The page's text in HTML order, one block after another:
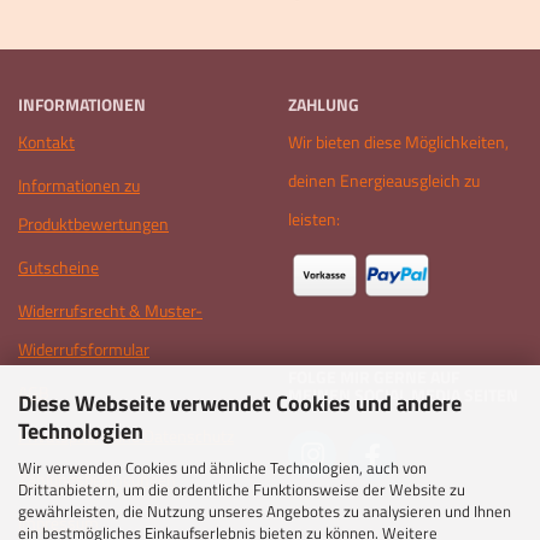
Diese Webseite verwendet Cookies und andere
Technologien
Wir verwenden Cookies und ähnliche Technologien, auch von
Drittanbietern, um die ordentliche Funktionsweise der Website zu
gewährleisten, die Nutzung unseres Angebotes zu analysieren und Ihnen
ein bestmögliches Einkaufserlebnis bieten zu können. Weitere
INFORMATIONEN
Kontakt
Informationen zu
Produktbewertungen
Gutscheine
Widerrufsrecht & Muster-
Widerrufsformular
AGB
Privatsphäre und Datenschutz
Zahlungsbedingungen
Impressum
ZAHLUNG
Wir bieten diese Möglichkeiten,
deinen Energieausgleich zu
leisten:
MEINEN SOCIAL MEDIA SEITEN